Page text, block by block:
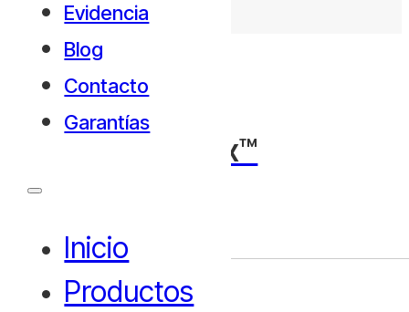
Evidencia
Blog
Contacto
Garantías
Inicio
Productos
GLYCAN-4fx™